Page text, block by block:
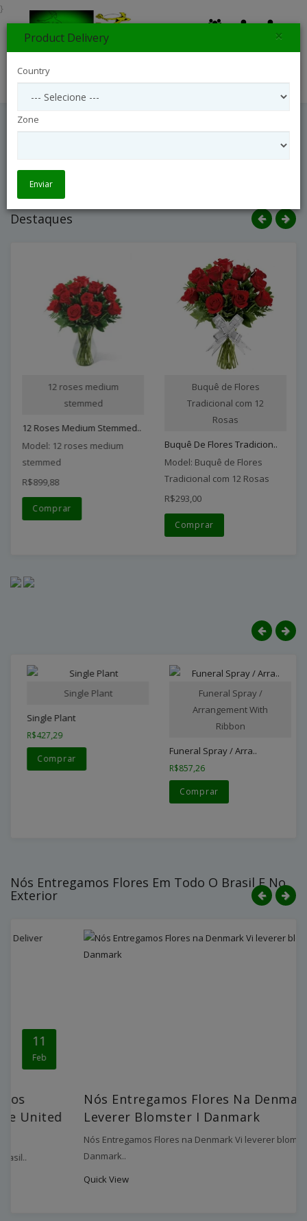
Destaques
12 roses medium
stemmed
12 Roses Medium Stemmed..
Model: 12 roses medium
stemmed
R$899,88
Comprar
Buquê de Flores
Tradicional com 12
Rosas
Buquê De Flores Tradicion..
Model: Buquê de Flores
Tradicional com 12 Rosas
R$293,00
Comprar
Single Plant
Single Plant
R$427,29
Comprar
Funeral Spray /
Arrangement With
Ribbon
Funeral Spray / Arra..
R$857,26
Comprar
Nós Entregamos Flores Em Todo O Brasil E No
Exterior
Nós Entregamos Flores Na Denmark Vi
Leverer Blomster I Danmark
Nós Entregamos Flores na Denmark Vi leverer blomster i
Danmark..
}
Product Delivery ×
Country
Zone
Enviar